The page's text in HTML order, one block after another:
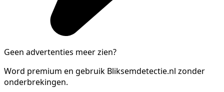
Geen advertenties meer zien?
Word premium en gebruik Bliksemdetectie.nl zonder
onderbrekingen.